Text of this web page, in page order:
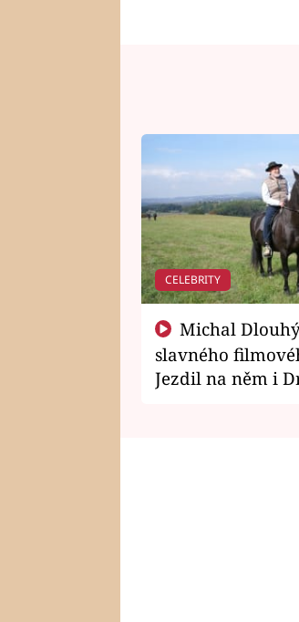
CELEBRITY
slavného
Jezdil na něm i